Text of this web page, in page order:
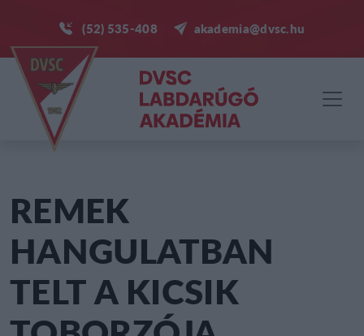
(52) 535-408 akademia@dvsc.hu
REMEK
HANGULATBAN
TELT A KICSIK